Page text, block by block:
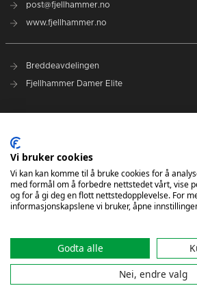
post@fjellhammer.no
www.fjellhammer.no
Breddeavdelingen
Fjellhammer Damer Elite
NHF Region Øst
Kontakt oss
Vi bruker cookies
Vi kan kan komme til å bruke cookies for å
med formål om å forbedre nettstedet vårt, vise
og for å gi deg en flott nettstedopplevelse. For
informasjonskapslene vi bruker, åpne
Godta alle
Nei, endre valg